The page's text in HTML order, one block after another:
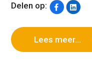
Delen op:
Lees meer...